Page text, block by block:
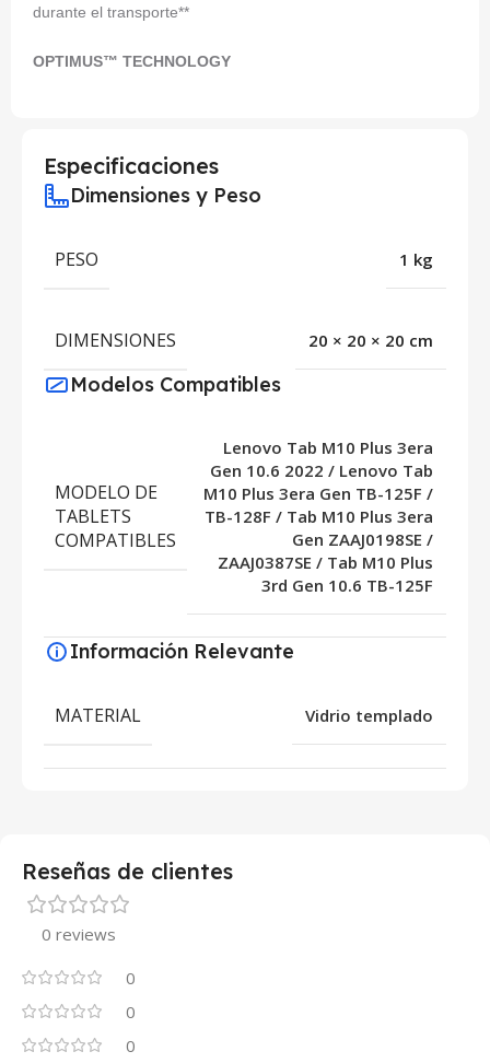
durante el transporte**
OPTIMUS™ TECHNOLOGY
Especificaciones
Dimensiones y Peso
PESO 1 kg
DIMENSIONES 20 × 20 × 20 cm
Modelos Compatibles
MODELO DE
TABLETS
COMPATIBLES
Lenovo Tab M10 Plus 3era
Gen 10.6 2022 / Lenovo Tab
M10 Plus 3era Gen TB-125F /
TB-128F / Tab M10 Plus 3era
Gen ZAAJ0198SE /
ZAAJ0387SE / Tab M10 Plus
3rd Gen 10.6 TB-125F
Información Relevante
MATERIAL Vidrio templado
Reseñas de clientes
0 reviews
0
0
0